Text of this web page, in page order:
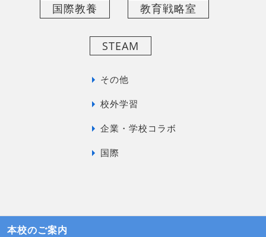
国際教養 教育戦略室
STEAM
その他
校外学習
企業・学校コラボ
国際
本校のご案内